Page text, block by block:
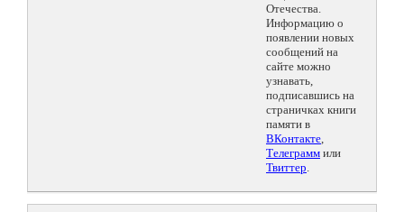
Отечества.
Информацию о
появлении новых
сообщений на
сайте можно
узнавать,
подписавшись на
страничках книги
памяти в
ВКонтакте,
Телеграмм или
Твиттер.